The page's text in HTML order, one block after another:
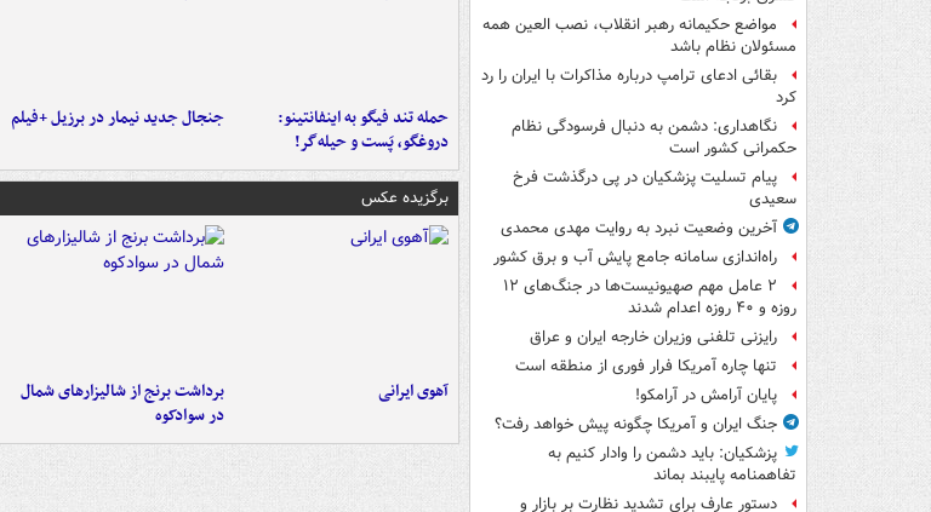
مواضع حکیمانه رهبر انقلاب، نصب العین همه
مسئولان نظام باشد
بقائی ادعای ترامپ درباره مذاکرات با ایران را رد
کرد
نگاهداری: دشمن به دنبال فرسودگی نظام
حکمرانی کشور است
پیام تسلیت پزشکیان در پی درگذشت فرخ
سعیدی
آخرین وضعیت نبرد به روایت مهدی محمدی
راه‌اندازی سامانه جامع پایش آب و برق کشور
۲ عامل مهم صهیونیست‌ها در جنگ‌های ۱۲
روزه و ۴۰ روزه اعدام شدند
رایزنی تلفنی وزیران خارجه ایران و عراق
تنها چاره آمریکا فرار فوری از منطقه است
پایان آرامش در آرامکو!
جنگ ایران و آمریکا چگونه پیش خواهد رفت؟
پزشکیان: باید دشمن را وادار کنیم به
تفاهم‎نامه پایبند بماند
دستور عارف برای تشدید نظارت بر بازار و
حمله تند فیگو به اینفانتینو:
دروغگو، پَست‌ و حیله‌گر!
جنجال جدید نیمار در برزیل +فیلم
برگزیده عکس
آهوی ایرانی
برداشت برنج از شالیزارهای شمال
در سوادکوه